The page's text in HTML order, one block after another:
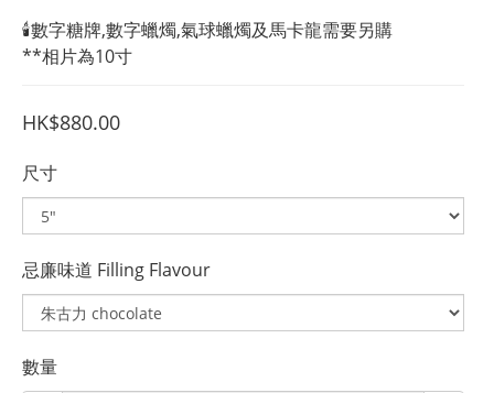
🕯️數字糖牌,數字蠟燭,氣球蠟燭及馬卡龍需要另購
**相片為10寸
HK$880.00
尺寸
忌廉味道 Filling Flavour
數量